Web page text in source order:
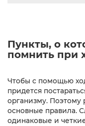
Пункты, о
помнить при
Чтобы с помощью
придется
организму. Поэтому
основные правила.
одинаковые и